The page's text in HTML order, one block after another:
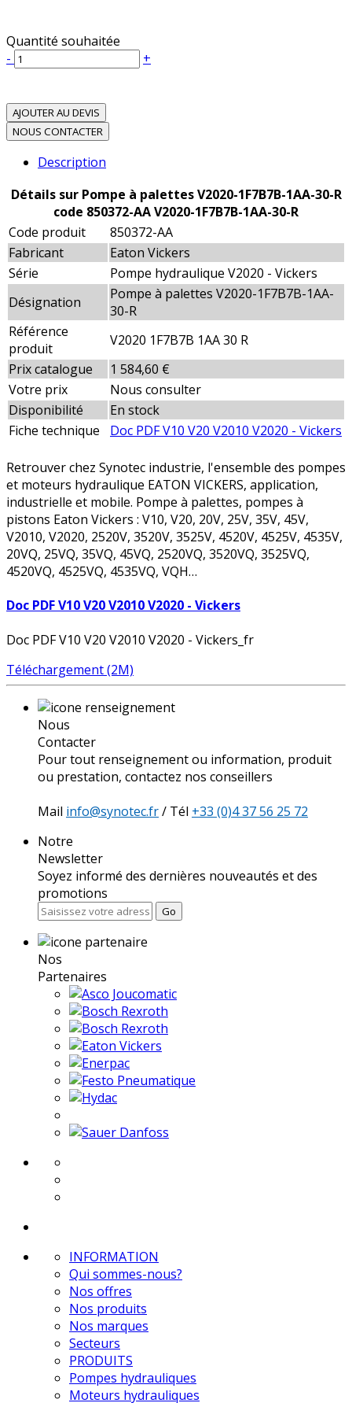
Quantité souhaitée
-
+
AJOUTER AU DEVIS
NOUS CONTACTER
Description
Détails sur Pompe à palettes V2020-1F7B7B-1AA-30-R
code 850372-AA V2020-1F7B7B-1AA-30-R
Code produit
850372-AA
Fabricant
Eaton Vickers
Série
Pompe hydraulique V2020 - Vickers
Désignation
Pompe à palettes V2020-1F7B7B-1AA-
30-R
Référence
produit
V2020 1F7B7B 1AA 30 R
Prix catalogue
1 584,60 €
Votre prix
Nous consulter
Disponibilité
En stock
Fiche technique
Doc PDF V10 V20 V2010 V2020 - Vickers
Retrouver chez Synotec industrie, l'ensemble des pompes
et moteurs hydraulique EATON VICKERS, application,
industrielle et mobile. Pompe à palettes, pompes à
pistons Eaton Vickers : V10, V20, 20V, 25V, 35V, 45V,
V2010, V2020, 2520V, 3520V, 3525V, 4520V, 4525V, 4535V,
20VQ, 25VQ, 35VQ, 45VQ, 2520VQ, 3520VQ, 3525VQ,
4520VQ, 4525VQ, 4535VQ, VQH…
Doc PDF V10 V20 V2010 V2020 - Vickers
Doc PDF V10 V20 V2010 V2020 - Vickers_fr
Téléchargement (2M)
Nous
Contacter
Pour tout renseignement ou information, produit
ou prestation, contactez nos conseillers
Mail info@synotec.fr/ Tél +33 (0)4 37 56 25 72
Notre
Newsletter
Soyez informé des dernières nouveautés et des
promotions
Go
Nos
Partenaires
INFORMATION
Qui sommes-nous?
Nos offres
Nos produits
Nos marques
Secteurs
PRODUITS
Pompes hydrauliques
Moteurs hydrauliques